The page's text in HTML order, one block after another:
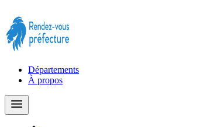
Départements
À propos